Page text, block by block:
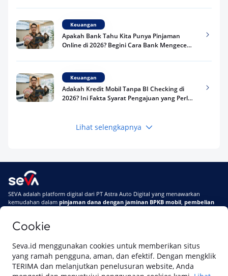
Cookie
Seva.id menggunakan cookies untuk memberikan situs
yang ramah pengguna, aman, dan efektif. Dengan mengklik
TERIMA dan melanjutkan penelusuran website, Anda
Keuangan
Apakah Bank Tahu Kita Punya Pinjaman
Online di 2026? Begini Cara Bank Mengecek
Keuangan
Adakah Kredit Mobil Tanpa BI Checking di
2026? Ini Fakta Syarat Pengajuan yang Perlu
Keuangan
Terpercaya
Telat Bayar Pinjol 2 Hari, Apakah Langsung
Masuk BI Checking? Simak Peraturan
Lihat selengkapnya
SEVA adalah platform digital dari PT Astra Auto Digital yang menawarkan
kemudahan dalam pinjaman dana dengan jaminan BPKB mobil pembelian
Di SEVA, BPKB mobilmu #BisaJadiDuit
Tentang SEVASyarat & Ketentuan
Pemberitahuan Privasi